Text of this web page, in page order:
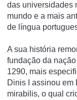
das universidades
mundo e a mais
de lí­ngua
A sua história
fundação da
1290, mais
Dinis I assinou em
mirabilis, o qual